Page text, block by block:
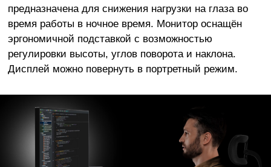
предназначена для снижения нагрузки на глаза во
время работы в ночное время. Монитор оснащён
эргономичной подставкой с возможностью
регулировки высоты, углов поворота и наклона.
Дисплей можно повернуть в портретный режим.